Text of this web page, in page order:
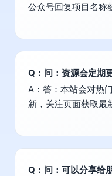
公众号回复项目名称
Q：问：资源会定期
A：答：本站会对热
新，关注页面获取最
Q：问：可以分享给